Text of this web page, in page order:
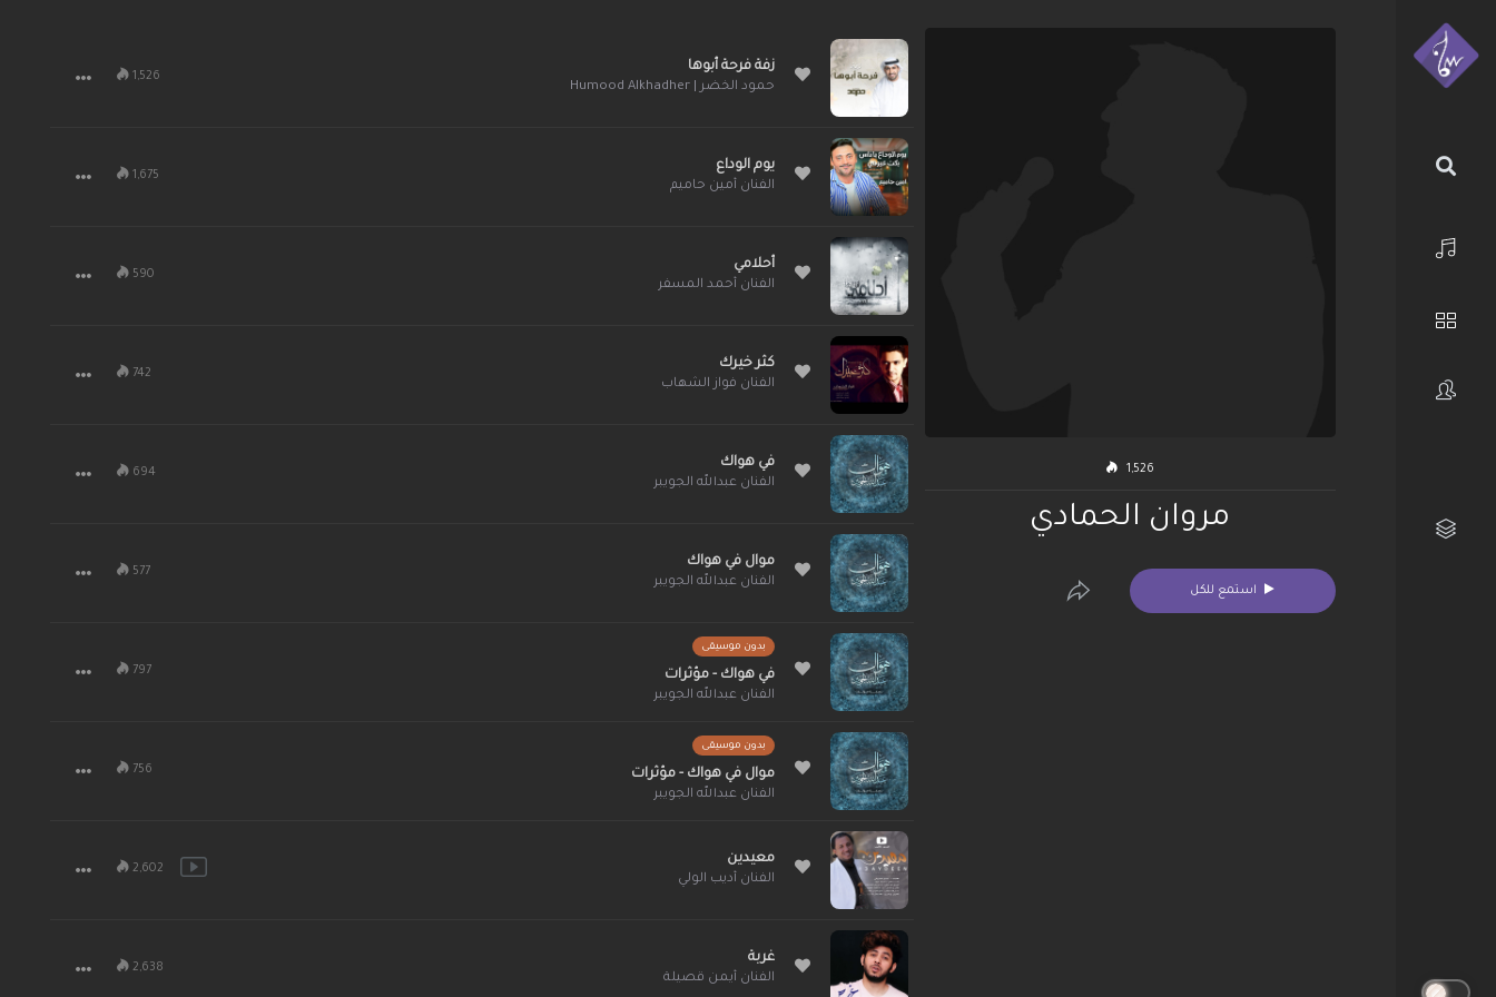
استكشف
1,526
مروان الحمادي
استمع للكل
زفة فرحة أبوها
حمود الخضر | Humood Alkhadher
1,526
يوم الوداع
الفنان أمين حاميم
1,675
أحلامي
الفنان أحمد المسفر
590
كثر خيرك
الفنان فواز الشهاب
742
في هواك
الفنان عبدالله الجويبر
694
موال في هواك
الفنان عبدالله الجويبر
577
بدون موسيقى
في هواك - مؤثرات
الفنان عبدالله الجويبر
797
بدون موسيقى
موال في هواك - مؤثرات
الفنان عبدالله الجويبر
756
معيدين
الفنان أديب الولي
2,602
غربة
الفنان أيمن قصيلة
2,638